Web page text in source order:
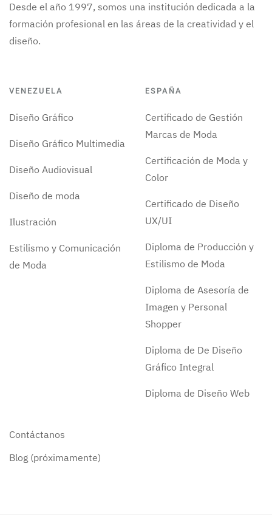
Desde el año 1997, somos una institución dedicada a la
formación profesional en las áreas de la creatividad y el
diseño.
VENEZUELA
Diseño Gráfico
Diseño Gráfico Multimedia
Diseño Audiovisual
Diseño de moda
Ilustración
Estilismo y Comunicación
de Moda
ESPAÑA
Certificado de Gestión
Marcas de Moda
Certificación de Moda y
Color
Certificado de Diseño
UX/UI
Diploma de Producción y
Estilismo de Moda
Diploma de Asesoría de
Imagen y Personal
Shopper
Diploma de De Diseño
Gráfico Integral
Diploma de Diseño Web
Contáctanos
Blog (próximamente)